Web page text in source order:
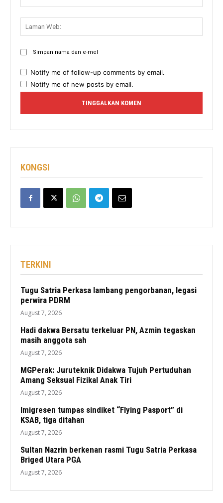
Simpan nama dan e-mel
Notify me of follow-up comments by email.
Notify me of new posts by email.
KONGSI
TERKINI
Tugu Satria Perkasa lambang pengorbanan, legasi
perwira PDRM
August 7, 2026
Hadi dakwa Bersatu terkeluar PN, Azmin tegaskan
masih anggota sah
August 7, 2026
MGPerak: Juruteknik Didakwa Tujuh Pertuduhan
Amang Seksual Fizikal Anak Tiri
August 7, 2026
Imigresen tumpas sindiket “Flying Pasport” di
KSAB, tiga ditahan
August 7, 2026
Sultan Nazrin berkenan rasmi Tugu Satria Perkasa
Briged Utara PGA
August 7, 2026